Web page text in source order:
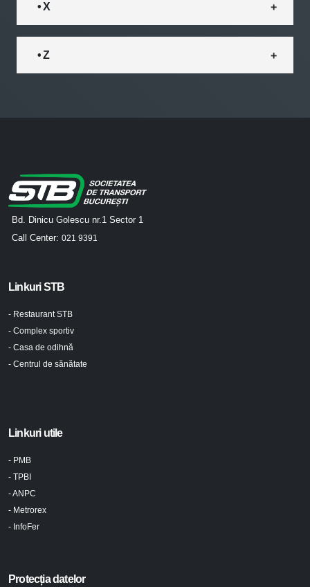
• X
• Z
Bd. Dinicu Golescu nr.1 Sector 1
Call Center: 021 9391
Linkuri STB
- Restaurant STB
- Complex sportiv
- Casa de odihnă
- Centrul de sănătate
Linkuri utile
- PMB
- TPBI
- ANPC
- Metrorex
- InfoFer
Protecția datelor